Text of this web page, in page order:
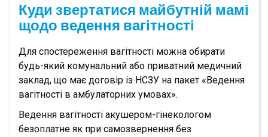
Куди звертатися майбутній мамі
щодо ведення вагітності
Для спостереження вагітності можна обирати
будь-який комунальний або приватний медичний
заклад, що має договір із НСЗУ на пакет «Ведення
вагітності в амбулаторних умовах».
Ведення вагітності акушером-гінекологом
безоплатне як при самозвернення без